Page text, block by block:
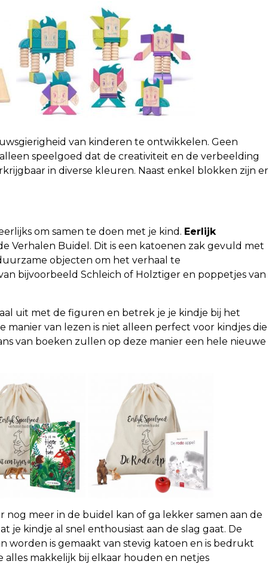
van kinderen te ontwikkelen. Geen
speelgoed dat de creativiteit en de verbeelding
in diverse kleuren. Naast enkel blokken zijn er
om samen te doen met je kind. Eerlijk
Verhalen Buidel. Dit is een katoenen zak gevuld met
objecten om het verhaal te
bijvoorbeeld Schleich of Holztiger en poppetjes van
uit met de figuren en betrek je je kindje bij het
manier van lezen is niet alleen perfect voor kindjes die
van boeken zullen op deze manier een hele nieuwe
nog meer in de buidel kan of ga lekker samen aan de
je kindje al snel enthousiast aan de slag gaat. De
worden is gemaakt van stevig katoen en is bedrukt
makkelijk bij elkaar houden en netjes